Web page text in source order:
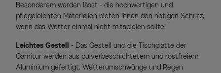
Besonderem werden lässt - die hochwertigen und
pflegeleichten Materialien bieten Ihnen den nötigen Schutz,
wenn das Wetter einmal nicht mitspielen sollte.
Leichtes Gestell
- Das Gestell und die Tischplatte der
Garnitur werden aus pulverbeschichtetem und rostfreiem
Aluminium gefertigt. Wetterumschwünge und Regen